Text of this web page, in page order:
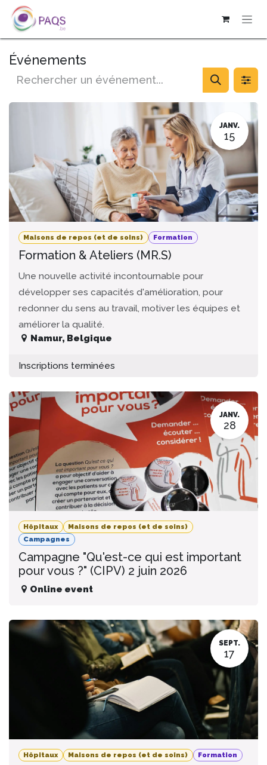
SE RENDRE AU CONTENU
Événements
JANV.
15
Maisons de repos (et de soins) Formation
Formation & Ateliers (MR.S)
Une nouvelle activité incontournable pour
développer ses capacités d'amélioration, pour
redonner du sens au travail, motiver les équipes et
améliorer la qualité.
Namur, Belgique
Inscriptions terminées
JANV.
28
Hôpitaux
Maisons de repos (et de soins)
Campagnes
Campagne "Qu'est-ce qui est important
pour vous ?" (CIPV) 2 juin 2026
Online event
SEPT.
17
Hôpitaux Maisons de repos (et de soins) Formation